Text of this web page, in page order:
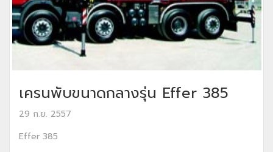
เครนพับขนาดกลางรุ่น Effer 385
29 ก.ย. 2557
Effer 385